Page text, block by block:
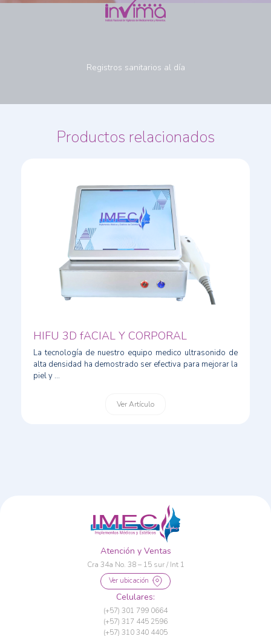
Registros sanitarios al día
Productos relacionados
HIFU 3D fACIAL Y CORPORAL
La tecnología de nuestro equipo medico ultrasonido de
alta densidad ha demostrado ser efectiva para mejorar la
piel y ...
Ver Artículo
Atención y Ventas
Cra 34a No. 38 – 15 sur / Int 1
Ver ubicación
Celulares:
(+57) 301 799 0664
(+57) 317 445 2596
(+57) 310 340 4405